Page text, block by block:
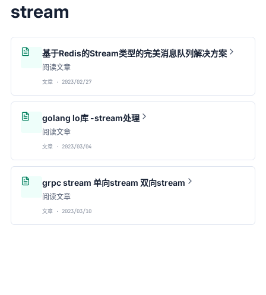
stream
基于Redis的Stream类型的完美消息队列解决方案
阅读文章
文章 · 2023/02/27
golang lo库 -stream处理
阅读文章
文章 · 2023/03/04
grpc stream 单向stream 双向stream
阅读文章
文章 · 2023/03/10